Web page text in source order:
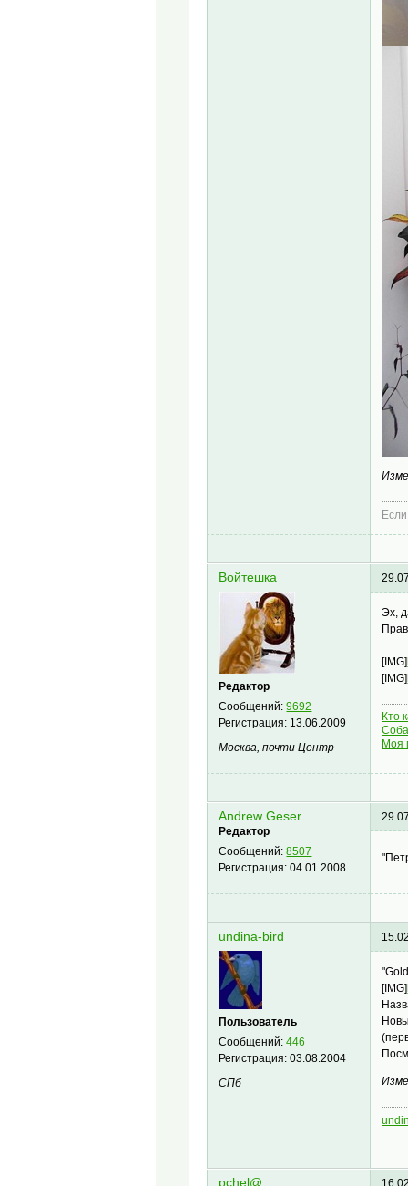
Войтешка
Редактор
Сообщений:9692
Регистрация: 13.06.2009
Москва, почти Центр
Эх,
[IMG]
[IMG]
Кто
Моя
Andrew Geser
Редактор
Сообщений:8507
Регистрация:04.01.2008
undina-bird
Пользователь
Сообщений:446
Регистрация:03.08.2004
СПб
[IMG]
pchel@